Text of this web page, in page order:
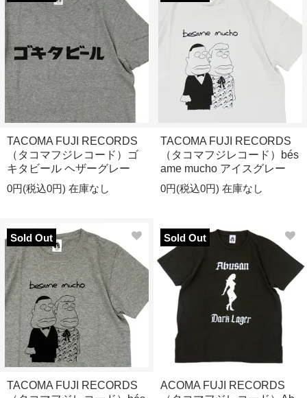
TACOMA FUJI RECORDS
（タコマフジレコード）ゴ
キタビール ヘザーグレー
0円(税込0円) 在庫なし
TACOMA FUJI RECORDS
（タコマフジレコード）bés
ame mucho アイスグレー
0円(税込0円) 在庫なし
Sold Out
TACOMA FUJI RECORDS
Sold Out
ACOMA FUJI RECORDS